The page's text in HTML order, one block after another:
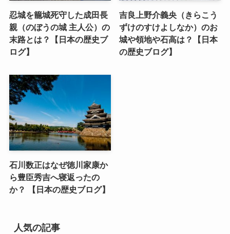
忍城を籠城死守した成田長
親（のぼうの城 主人公）の
末路とは？【日本の歴史ブ
ログ】
吉良上野介義央（きらこう
ずけのすけよしなか）のお
城や領地や石高は？【日本
の歴史ブログ】
石川数正はなぜ徳川家康か
ら豊臣秀吉へ寝返ったの
か？ 【日本の歴史ブログ】
人気の記事